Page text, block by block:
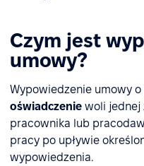
Czym jest
umowy?
Wypowiedzenie umowy
oświadczenie woli jednej
pracownika lub
pracy po upływie
wypowiedzenia.